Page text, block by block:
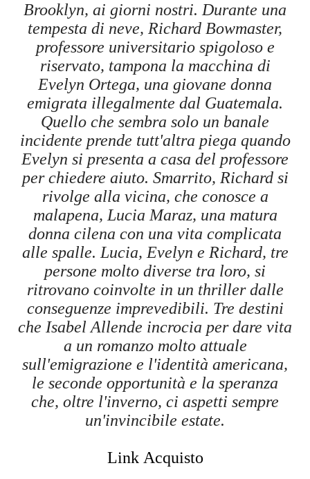
Brooklyn, ai giorni nostri. Durante una
tempesta di neve, Richard Bowmaster,
professore universitario spigoloso e
riservato, tampona la macchina di
Evelyn Ortega, una giovane donna
emigrata illegalmente dal Guatemala.
Quello che sembra solo un banale
incidente prende tutt'altra piega quando
Evelyn si presenta a casa del professore
per chiedere aiuto. Smarrito, Richard si
rivolge alla vicina, che conosce a
malapena, Lucia Maraz, una matura
donna cilena con una vita complicata
alle spalle. Lucia, Evelyn e Richard, tre
persone molto diverse tra loro, si
ritrovano coinvolte in un thriller dalle
conseguenze imprevedibili. Tre destini
che Isabel Allende incrocia per dare vita
a un romanzo molto attuale
sull'emigrazione e l'identità americana,
le seconde opportunità e la speranza
che, oltre l'inverno, ci aspetti sempre
un'invincibile estate.
Link Acquisto